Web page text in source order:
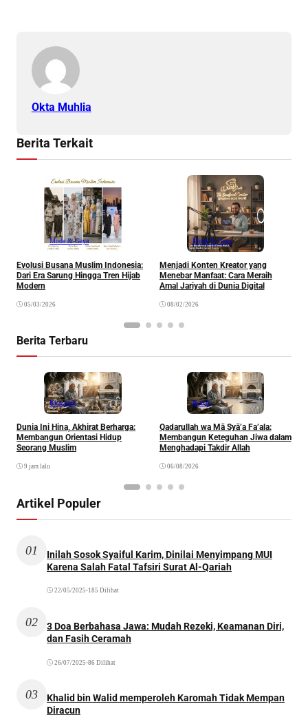
Okta Muhlia
Berita Terkait
Mode & Gaya
Evolusi Busana Muslim Indonesia:
Dari Era Sarung Hingga Tren Hijab
Modern
05/03/2026
Mode & Gaya
Menjadi Konten Kreator yang
Menebar Manfaat: Cara Meraih
Amal Jariyah di Dunia Digital
08/02/2026
Berita Terbaru
Khazanah
Dunia Ini Hina, Akhirat Berharga:
Membangun Orientasi Hidup
Seorang Muslim
9 jam lalu
Ibadah
Qadarullah wa Mā Syā’a Fa’ala:
Membangun Keteguhan Jiwa dalam
Menghadapi Takdir Allah
06/08/2026
Artikel Populer
01
Inilah Sosok Syaiful Karim, Dinilai Menyimpang MUI
Karena Salah Fatal Tafsiri Surat Al-Qariah
22/05/2025 •185 Dilihat
02
3 Doa Berbahasa Jawa: Mudah Rezeki, Keamanan Diri,
dan Fasih Ceramah
26/07/2025 •86 Dilihat
03
Khalid bin Walid memperoleh Karomah Tidak Mempan
Diracun